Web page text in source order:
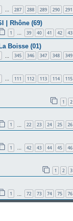
… 287 288 289 290 291
| Rhône (69)
1 … 39 40 41 42 43
Boisse (01)
345 346 347 348 349
… 111 112 113 114 115
1 2
1 22 23 24 25 26
1 … 42 43 44 45 46
1 2 3
1 72 73 74 75 76